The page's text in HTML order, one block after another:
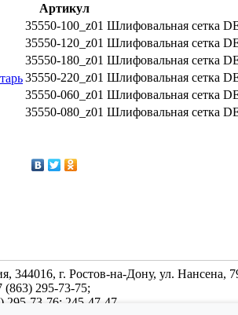
Артикул
35550-100_z01 Шлифовальная сетка
35550-120_z01 Шлифовальная сетка
35550-180_z01 Шлифовальная сетка
35550-220_z01 Шлифовальная сетка
35550-060_z01 Шлифовальная сетка
35550-080_z01 Шлифовальная сетка
344016, г. Ростов-на-Дону, ул. Нансена,
(863) 295-73-75;
295-73-76; 245-47-47